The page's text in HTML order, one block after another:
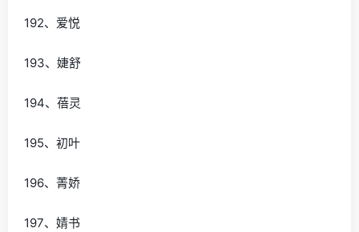
192、爱悦
193、婕舒
194、蓓灵
195、初叶
196、菁娇
197、婧书